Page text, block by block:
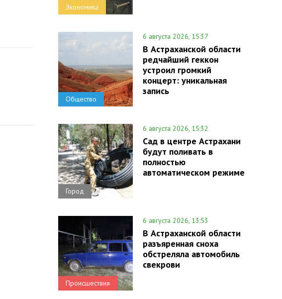
Экономика
Общество
6 августа 2026, 15:37
В Астраханской области
редчайший геккон
устроил громкий
концерт: уникальная
запись
Город
6 августа 2026, 15:32
Сад в центре Астрахани
будут поливать в
полностью
автоматическом режиме
Происшествия
6 августа 2026, 13:53
В Астраханской области
разъяренная сноха
обстреляла автомобиль
свекрови